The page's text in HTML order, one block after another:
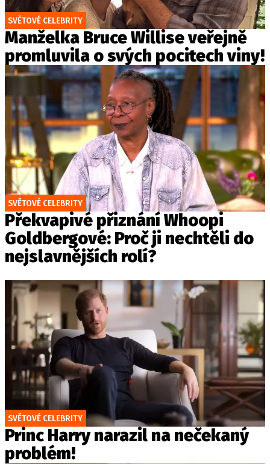
SVĚTOVÉ CELEBRITY
Manželka Bruce Willise veřejně
promluvila o svých pocitech viny!
SVĚTOVÉ CELEBRITY
Překvapivé přiznání Whoopi
Goldbergové: Proč ji nechtěli do
nejslavnějších rolí?
SVĚTOVÉ CELEBRITY
Princ Harry narazil na nečekaný
problém!